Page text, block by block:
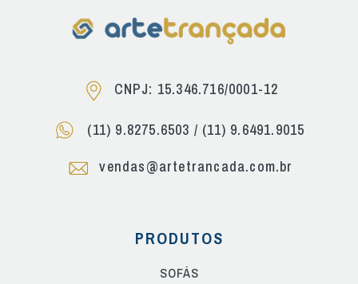
CNPJ: 15.346.716/0001-12
(11) 9.8275.6503 / (11) 9.6491.9015
vendas@artetrancada.com.br
PRODUTOS
SOFÁS